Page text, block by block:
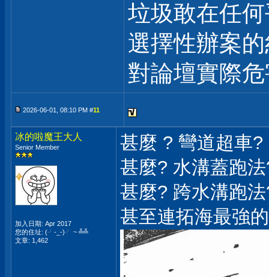
垃圾敢在任
選擇性辦案
對論壇實際
2026-06-01, 08:10 PM #11
冰的啦魔王大人
Senior Member
加入日期: Apr 2017
您的住址: (╯-_-)╯ ~ ╩╩
文章: 1,462
甚麼 ? 彎道超車?
甚麼? 水溝蓋跑
甚麼? 跨水溝跑
甚至連拓海最強